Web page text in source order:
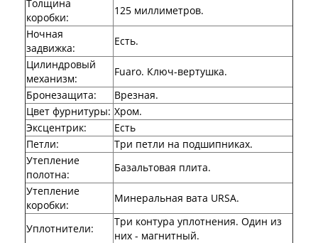
Двери Альберо
Альянс
Галерея
Геометрия
Графика
Империя
Классика
Лайн
Мегаполис
Мегаполис ГЛ
Неоклассика Про
Скин
Тренд
Двери ВанМарк
Шпон текстурированный
Толщина
коробки:
125 миллиметров.
Ночная
задвижка:
Есть.
Цилиндровый
механизм:
Fuaro. Ключ-вертушка.
Бронезащита:
Врезная.
Цвет фурнитуры: Хром.
Эксцентрик:
Есть
Петли:
Три петли на подшипниках.
Утепление
полотна:
Базальтовая плита.
Утепление
коробки:
Минеральная вата URSA.
Уплотнители:
Три контура уплотнения. Один из
них - магнитный.